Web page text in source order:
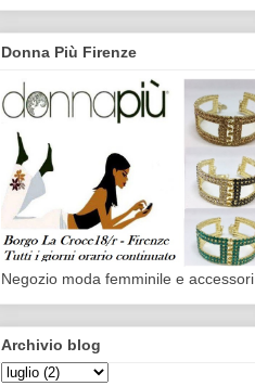
Donna Più Firenze
Negozio moda femminile e accessori
Archivio blog